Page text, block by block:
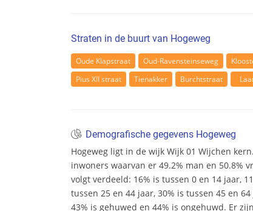
Straten in de buurt van Hogeweg
Oude Klapstraat Oud-Ravensteinseweg
Pius XII straat
Tienakker Burchtstraat
Demografische gegevens Hogeweg
Hogeweg ligt in de wijk Wijk 01 Wijchen
inwoners waarvan er 49.2% man en 50.8%
volgt verdeeld: 16% is tussen 0 en 14 jaar,
tussen 25 en 44 jaar, 30% is tussen 45 en
43% is gehuwed en 44% is ongehuwd. Er